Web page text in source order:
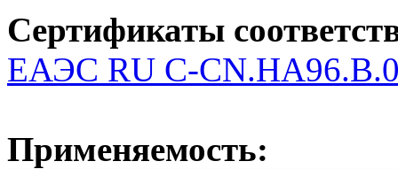
Сертификаты
ЕАЭС RU С-
Применяемость: